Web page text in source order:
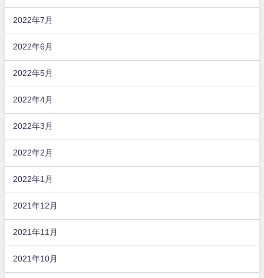
2022年7月
2022年6月
2022年5月
2022年4月
2022年3月
2022年2月
2022年1月
2021年12月
2021年11月
2021年10月